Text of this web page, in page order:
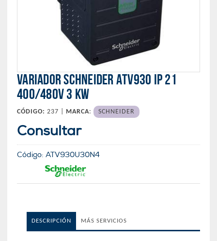
VARIADOR SCHNEIDER ATV930 IP 21
400/480V 3 KW
CÓDIGO: 237 | MARCA: SCHNEIDER
Consultar
Código: ATV930U30N4
DESCRIPCIÓN MÁS SERVICIOS